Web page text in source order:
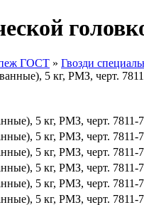
ГОСТ » Гвозди
5 кг, РМЗ, черт. 7811-
5 кг, РМЗ, черт. 7811-
5 кг, РМЗ, черт. 7811-
5 кг, РМЗ, черт. 7811-
5 кг, РМЗ, черт. 7811-
5 кг, РМЗ, черт. 7811-